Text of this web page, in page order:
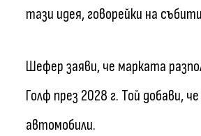
тази идея, говорейки на
Шефер заяви, че марката
Голф през 2028 г. Той добави,
автомобили.